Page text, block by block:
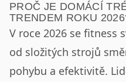
PROČ JE DOMÁCÍ
TRENDEM ROKU
V roce 2026 se fitness
od složitých strojů
pohybu a efektivitě.